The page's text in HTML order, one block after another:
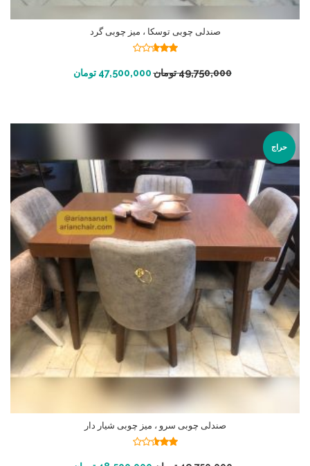
صندلی چوبی توسکا ، میز چوبی گرد
از 5 49,750,000تومان 47,500,000 تومان افزودن به سبد خرید
حراج
صندلی چوبی سرو ، میز چوبی شیار دار
افزودن به سبد خرید